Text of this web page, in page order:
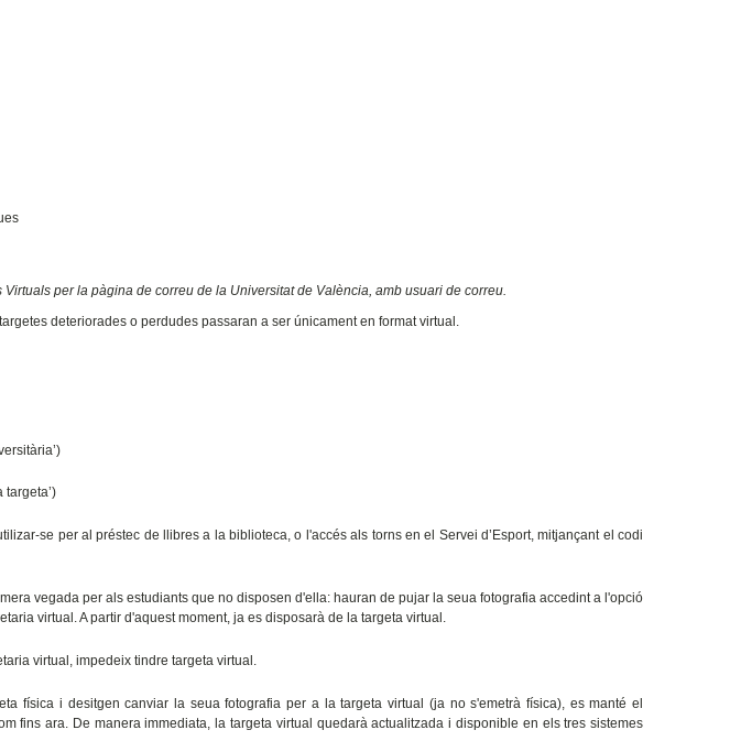
per la pàgina de correu de la Universitat de València, amb usuari de correu.
deteriorades o perdudes passaran a ser únicament en format virtual.
targeta’)
se per al préstec de llibres a la biblioteca, o l'accés als torns en el Servei d’Esport, mitjançant el codi
vegada per als estudiants que no disposen d'ella: hauran de pujar la seua fotografia accedint a l'opció
virtual. A partir d'aquest moment, ja es disposarà de la targeta virtual.
virtual, impedeix tindre targeta virtual.
física i desitgen canviar la seua fotografia per a la targeta virtual (ja no s'emetrà física), es manté el
fins ara. De manera immediata, la targeta virtual quedarà actualitzada i disponible en els tres sistemes